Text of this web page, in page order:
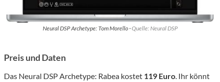
Neural DSP Archetype: Tom Morello ·Quelle: Neural DSP
Preis und Daten
Das Neural DSP Archetype: Rabea kostet 119 Euro . Ihr könnt